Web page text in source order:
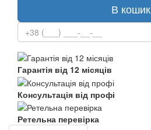
В кошик
Гарантія від 12 місяців
Консультація від профі
Ретельна перевірка